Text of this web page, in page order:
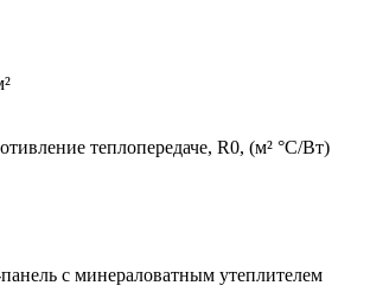
теплопередаче, R0, (м² °С/Вт)
с минераловатным утеплителем